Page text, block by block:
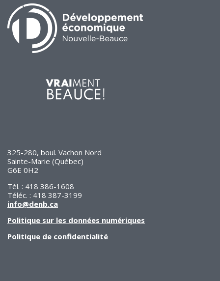
325-280, boul. Vachon Nord
Sainte-Marie (Québec)
G6E 0H2
Tél. : 418 386-1608
Téléc. : 418 387-3199
info@denb.ca
Politique sur les données numériques
Politique de confidentialité